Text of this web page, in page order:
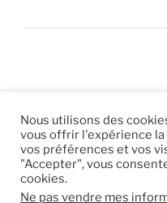
© 2026 |Mentions
RSS|sitemap
Nous utilisons des
vous offrir l'expérience
vos préférences et vos
"Accepter", vous
cookies.
Ne pas vendre mes